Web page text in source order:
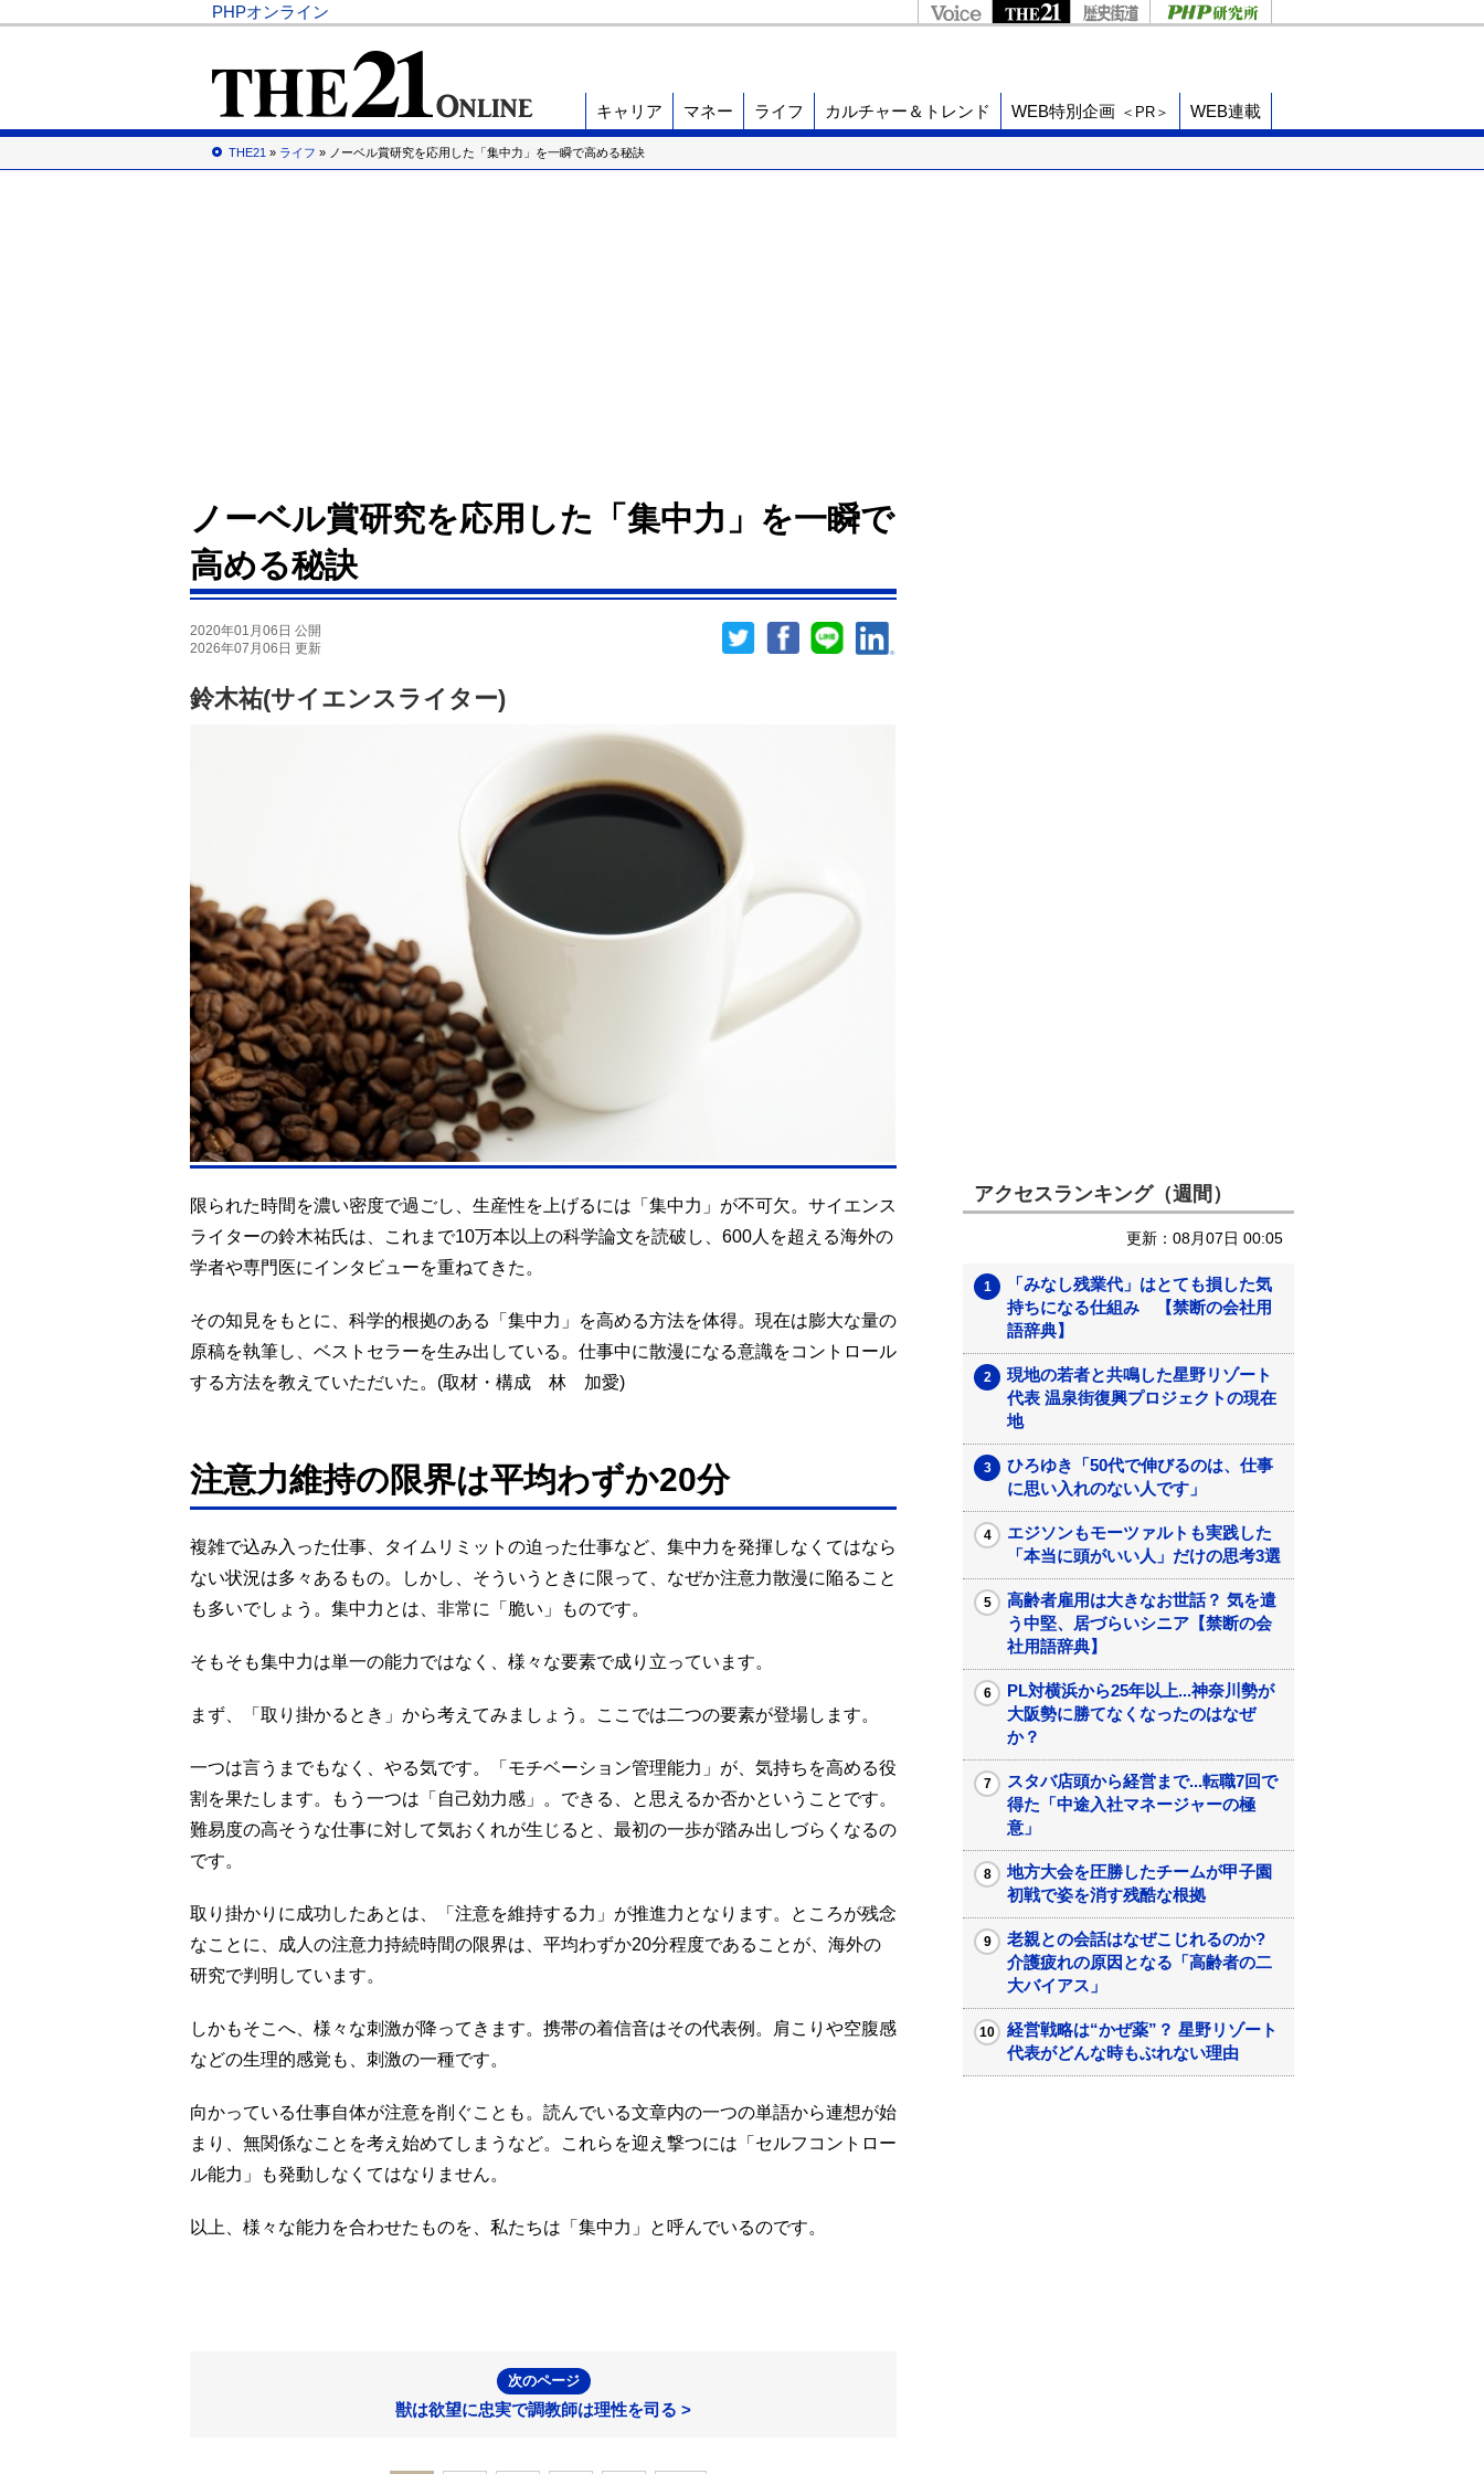
PHPオンライン
キャリア マネー ライフ カルチャー＆トレンド WEB特別企画 ＜PR＞ WEB連載
THE21 » ライフ » ノーベル賞研究を応用した「集中力」を一瞬で高める秘訣
ノーベル賞研究を応用した「集中力」を一瞬で
高める秘訣
2020年01月06日 公開
2026年07月06日 更新
鈴木祐(サイエンスライター)
限られた時間を濃い密度で過ごし、生産性を上げるには「集中力」が不可欠。サイエンス
ライターの鈴木祐氏は、これまで10万本以上の科学論文を読破し、600人を超える海外の
学者や専門医にインタビューを重ねてきた。
その知見をもとに、科学的根拠のある「集中力」を高める方法を体得。現在は膨大な量の
原稿を執筆し、ベストセラーを生み出している。仕事中に散漫になる意識をコントロール
する方法を教えていただいた。(取材・構成 林 加愛)
注意力維持の限界は平均わずか20分
複雑で込み入った仕事、タイムリミットの迫った仕事など、集中力を発揮しなくてはなら
ない状況は多々あるもの。しかし、そういうときに限って、なぜか注意力散漫に陥ること
も多いでしょう。集中力とは、非常に「脆い」ものです。
そもそも集中力は単一の能力ではなく、様々な要素で成り立っています。
まず、「取り掛かるとき」から考えてみましょう。ここでは二つの要素が登場します。
一つは言うまでもなく、やる気です。「モチベーション管理能力」が、気持ちを高める役
割を果たします。もう一つは「自己効力感」。できる、と思えるか否かということです。
難易度の高そうな仕事に対して気おくれが生じると、最初の一歩が踏み出しづらくなるの
です。
取り掛かりに成功したあとは、「注意を維持する力」が推進力となります。ところが残念
なことに、成人の注意力持続時間の限界は、平均わずか20分程度であることが、海外の
研究で判明しています。
しかもそこへ、様々な刺激が降ってきます。携帯の着信音はその代表例。肩こりや空腹感
などの生理的感覚も、刺激の一種です。
向かっている仕事自体が注意を削ぐことも。読んでいる文章内の一つの単語から連想が始
まり、無関係なことを考え始めてしまうなど。これらを迎え撃つには「セルフコントロー
ル能力」も発動しなくてはなりません。
以上、様々な能力を合わせたものを、私たちは「集中力」と呼んでいるのです。
次のページ
獣は欲望に忠実で調教師は理性を司る >
アクセスランキング（週間）
更新：08月07日 00:05
「みなし残業代」はとても損した気
持ちになる仕組み 【禁断の会社用
語辞典】
現地の若者と共鳴した星野リゾート
代表 温泉街復興プロジェクトの現在
地
ひろゆき「50代で伸びるのは、仕事
に思い入れのない人です」
エジソンもモーツァルトも実践した
「本当に頭がいい人」だけの思考3選
高齢者雇用は大きなお世話？ 気を遣
う中堅、居づらいシニア【禁断の会
社用語辞典】
PL対横浜から25年以上...神奈川勢が
大阪勢に勝てなくなったのはなぜ
か？
スタバ店頭から経営まで...転職7回で
得た「中途入社マネージャーの極
意」
地方大会を圧勝したチームが甲子園
初戦で姿を消す残酷な根拠
老親との会話はなぜこじれるのか?
介護疲れの原因となる「高齢者の二
大バイアス」
経営戦略は“かぜ薬”？ 星野リゾート
代表がどんな時もぶれない理由